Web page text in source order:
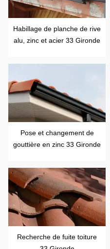
Habillage de planche de rive
alu, zinc et acier 33 Gironde
Pose et changement de
gouttière en zinc 33 Gironde
Recherche de fuite toiture